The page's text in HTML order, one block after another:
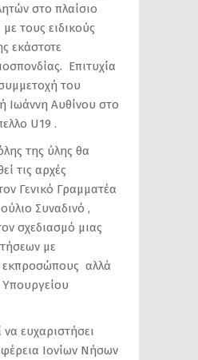
στο πλαίσιο
τους ειδικούς
εκάστοτε
Επιτυχία
του
Ιωάννη Αυθίνου στο
U19 .
της ύλης θα
τις αρχές
Γενικό Γραμματέα
Συναδινό ,
σχεδιασμό μιας
με
εκπροσώπους αλλά
Υπουργείου
να ευχαριστήσει
Ιονίων Νήσων